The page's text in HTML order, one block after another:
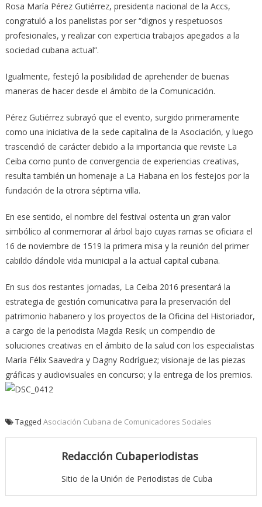
Rosa María Pérez Gutiérrez, presidenta nacional de la Accs,
congratuló a los panelistas por ser “dignos y respetuosos
profesionales, y realizar con experticia trabajos apegados a la
sociedad cubana actual”.
Igualmente, festejó la posibilidad de aprehender de buenas
maneras de hacer desde el ámbito de la Comunicación.
Pérez Gutiérrez subrayó que el evento, surgido primeramente
como una iniciativa de la sede capitalina de la Asociación, y luego
trascendió de carácter debido a la importancia que reviste La
Ceiba como punto de convergencia de experiencias creativas,
resulta también un homenaje a La Habana en los festejos por la
fundación de la otrora séptima villa.
En ese sentido, el nombre del festival ostenta un gran valor
simbólico al conmemorar al árbol bajo cuyas ramas se oficiara el
16 de noviembre de 1519 la primera misa y la reunión del primer
cabildo dándole vida municipal a la actual capital cubana.
En sus dos restantes jornadas, La Ceiba 2016 presentará la
estrategia de gestión comunicativa para la preservación del
patrimonio habanero y los proyectos de la Oficina del Historiador,
a cargo de la periodista Magda Resik; un compendio de
soluciones creativas en el ámbito de la salud con los especialistas
María Félix Saavedra y Dagny Rodríguez; visionaje de las piezas
gráficas y audiovisuales en concurso; y la entrega de los premios.
Tagged Asociación Cubana de Comunicadores Sociales
Redacción Cubaperiodistas
Sitio de la Unión de Periodistas de Cuba